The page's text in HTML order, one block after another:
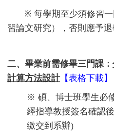
※ 每學期至少須修習
習論文研究），否則應予退
二、 畢業前需修畢三門課：
計算方法設計【表格下載】
※ 碩、博士班學生必
經指導教授簽名確認
繳交到系辦)